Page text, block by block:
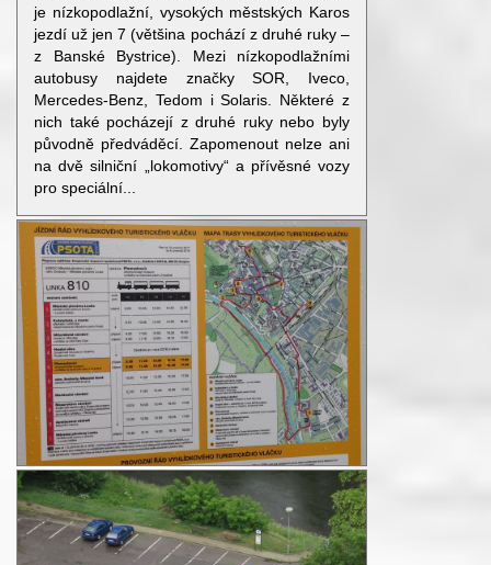
je nízkopodlažní, vysokých městských Karos
jezdí už jen 7 (většina pochází z druhé ruky –
z Banské Bystrice). Mezi nízkopodlažními
autobusy najdete značky SOR, Iveco,
Mercedes-Benz, Tedom i Solaris. Některé z
nich také pocházejí z druhé ruky nebo byly
původně předváděcí. Zapomenout nelze ani
na dvě silniční „lokomotivy“ a přívěsné vozy
pro speciální...